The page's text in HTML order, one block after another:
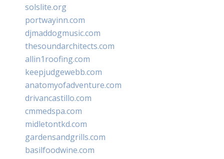
solslite.org
portwayinn.com
djmaddogmusic.com
thesoundarchitects.com
allin1roofing.com
keepjudgewebb.com
anatomyofadventure.com
drivancastillo.com
cmmedspa.com
midletontkd.com
gardensandgrills.com
basilfoodwine.com